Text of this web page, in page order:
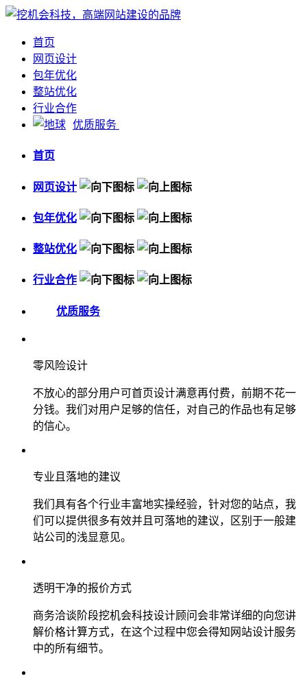
首页
网页设计
包年优化
整站优化
行业合作
优质服务
首页
网页设计
包年优化
整站优化
行业合作
优质服务
零风险设计
不放心的部分用户可首页设计满意再付费，前期不花一
分钱。我们对用户足够的信任，对自己的作品也有足够
的信心。
专业且落地的建议
我们具有各个行业丰富地实操经验，针对您的站点，我
们可以提供很多有效并且可落地的建议，区别于一般建
站公司的浅显意见。
透明干净的报价方式
商务洽谈阶段挖机会科技设计顾问会非常详细的向您讲
解价格计算方式，在这个过程中您会得知网站设计服务
中的所有细节。